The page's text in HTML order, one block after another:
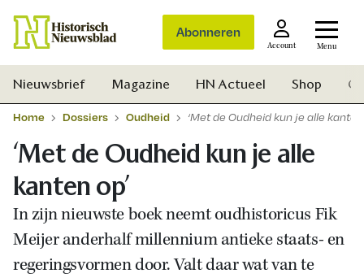
Abonneren
Account Menu
Nieuwsbrief Magazine HN Actueel Shop
Home Dossiers Oudheid ‘Met de Oudheid kun je alle kanten
‘Met de Oudheid kun je alle
kanten op’
In zijn nieuwste boek neemt oudhistoricus Fik
Meijer anderhalf millennium antieke staats- en
regeringsvormen door. Valt daar wat van te